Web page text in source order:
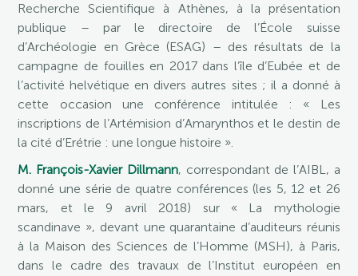
Recherche Scientifique à Athènes, à la présentation
publique – par le directoire de l’École suisse
d’Archéologie en Grèce (ESAG) – des résultats de la
campagne de fouilles en 2017 dans l’île d’Eubée et de
l’activité helvétique en divers autres sites ; il a donné à
cette occasion une conférence intitulée : « Les
inscriptions de l’Artémision d’Amarynthos et le destin de
la cité d’Erétrie : une longue histoire ».
M. François-Xavier Dillmann, correspondant de l’AIBL, a
donné une série de quatre conférences (les 5, 12 et 26
mars, et le 9 avril 2018) sur « La mythologie
scandinave », devant une quarantaine d’auditeurs réunis
à la Maison des Sciences de l’Homme (MSH), à Paris,
dans le cadre des travaux de l’Institut européen en